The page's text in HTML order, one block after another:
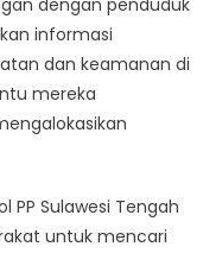
dengan penduduk
informasi
dan keamanan di
mereka
PP Sulawesi Tengah
untuk mencari